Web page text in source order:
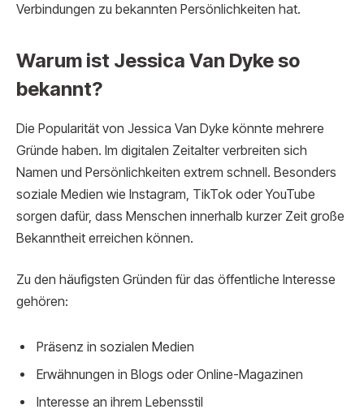
Verbindungen zu bekannten Persönlichkeiten hat.
Warum ist Jessica Van Dyke so
bekannt?
Die Popularität von Jessica Van Dyke könnte mehrere
Gründe haben. Im digitalen Zeitalter verbreiten sich
Namen und Persönlichkeiten extrem schnell. Besonders
soziale Medien wie Instagram, TikTok oder YouTube
sorgen dafür, dass Menschen innerhalb kurzer Zeit große
Bekanntheit erreichen können.
Zu den häufigsten Gründen für das öffentliche Interesse
gehören:
Präsenz in sozialen Medien
Erwähnungen in Blogs oder Online-Magazinen
Interesse an ihrem Lebensstil